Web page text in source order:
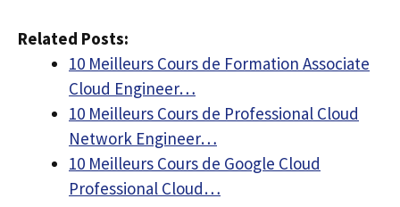
Related Posts:
10 Meilleurs Cours de Formation Associate
Cloud Engineer…
10 Meilleurs Cours de Professional Cloud
Network Engineer…
10 Meilleurs Cours de Google Cloud
Professional Cloud…